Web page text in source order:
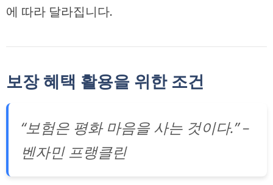
에 따라 달라집니다.
보장 혜택 활용을 위한 조건
“보험은 평화 마음을 사는 것이다.” –
벤자민 프랭클린